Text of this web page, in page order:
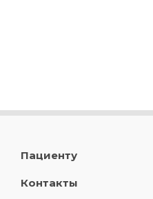
Пациенту
Контакты